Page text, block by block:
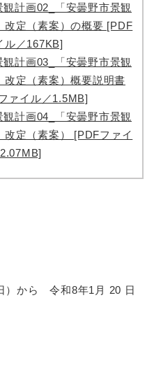
観計画02_「安曇野市景観
改定（素案）の概要 [PDF
ル／167KB]
観計画03_「安曇野市景観
改定（素案）概要説明書
ァイル／1.5MB]
観計画04_「安曇野市景観
改定（素案） [PDFファイ
）から 令和8年1月 20 日